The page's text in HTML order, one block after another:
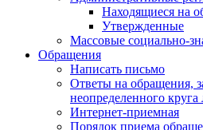
Находящиеся на
Утвержденные
Массовые социально-
Обращения
Написать письмо
Ответы на обращения,
неопределенного круга
Интернет-приемная
Порядок приема